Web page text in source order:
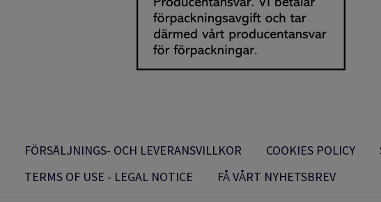
FÖRSÄLJNINGS- OCH LEVERANSVILLKOR COOKIES POLICY
TERMS OF USE - LEGAL NOTICE
FÅ VÅRT NYHETSBREV